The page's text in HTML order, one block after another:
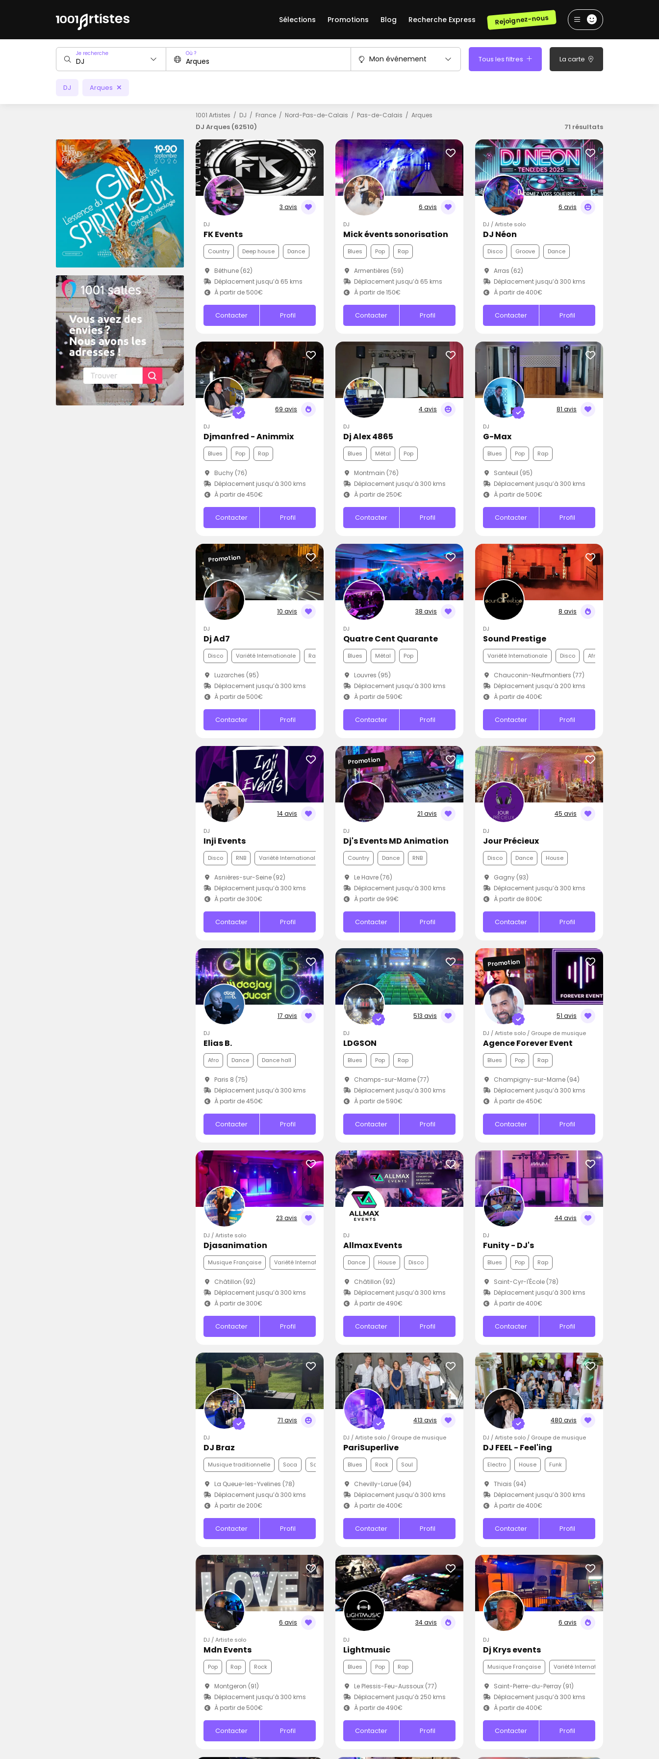
Sélections Promotions Blog Recherche Express Rejoignez-nous
Je recherche Où ?
Mon événement Tous les filtres La carte
DJ Arques
1001 Artistes DJ France Nord-Pas-de-Calais Pas-de-Calais Arques
DJ Arques (62510) 71 résultats
3 avis
DJ
FK Events
Country Deep house Dance
Béthune (62)
Déplacement jusqu’à 65 kms
À partir de 500€
Contacter Profil
6 avis
DJ
Mick évents sonorisation
Blues Pop Rap
Armentières (59)
Déplacement jusqu’à 65 kms
À partir de 150€
Contacter Profil
6 avis
DJ / Artiste solo
DJ Néon
Disco Groove Dance
Arras (62)
Déplacement jusqu’à 300 kms
À partir de 400€
Contacter Profil
69 avis
DJ
Djmanfred - Animmix
Blues Pop Rap
Buchy (76)
Déplacement jusqu’à 300 kms
À partir de 450€
Contacter Profil
4 avis
DJ
Dj Alex 4865
Blues Métal Pop
Montmain (76)
Déplacement jusqu’à 300 kms
À partir de 250€
Contacter Profil
81 avis
DJ
G-Max
Blues Pop Rap
Santeuil (95)
Déplacement jusqu’à 300 kms
À partir de 500€
Contacter Profil
10 avis
Promotion
DJ
Dj Ad7
Disco Variété Internationale Rap
Luzarches (95)
Déplacement jusqu’à 300 kms
À partir de 500€
Contacter Profil
38 avis
DJ
Quatre Cent Quarante
Blues Métal Pop
Louvres (95)
Déplacement jusqu’à 300 kms
À partir de 590€
Contacter Profil
8 avis
DJ
Sound Prestige
Variété Internationale Disco Afro
Chauconin-Neufmontiers (77)
Déplacement jusqu’à 200 kms
À partir de 400€
Contacter Profil
14 avis
DJ
Inji Events
Disco RNB Variété Internationale
Asnières-sur-Seine (92)
Déplacement jusqu’à 300 kms
À partir de 300€
Contacter Profil
21 avis
Promotion
DJ
Dj's Events MD Animation
Country Dance RNB
Le Havre (76)
Déplacement jusqu’à 300 kms
À partir de 99€
Contacter Profil
45 avis
DJ
Jour Précieux
Disco Dance House
Gagny (93)
Déplacement jusqu’à 300 kms
À partir de 800€
Contacter Profil
17 avis
DJ
Elias B.
Afro Dance Dance hall
Paris 8 (75)
Déplacement jusqu’à 300 kms
À partir de 450€
Contacter Profil
513 avis
DJ
LDGSON
Blues Pop Rap
Champs-sur-Marne (77)
Déplacement jusqu’à 300 kms
À partir de 590€
Contacter Profil
51 avis
Promotion
DJ / Artiste solo / Groupe de musique
Agence Forever Event
Blues Pop Rap
Champigny-sur-Marne (94)
Déplacement jusqu’à 300 kms
À partir de 450€
Contacter Profil
23 avis
DJ / Artiste solo
Djasanimation
Musique Française Variété Internationale Disco
Châtillon (92)
Déplacement jusqu’à 300 kms
À partir de 300€
Contacter Profil
DJ
Allmax Events
Dance House Disco
Châtillon (92)
Déplacement jusqu’à 300 kms
À partir de 490€
Contacter Profil
44 avis
DJ
Funity - DJ's
Blues Pop Rap
Saint-Cyr-l'École (78)
Déplacement jusqu’à 300 kms
À partir de 400€
Contacter Profil
71 avis
DJ
DJ Braz
Musique traditionnelle Soca Samba
La Queue-les-Yvelines (78)
Déplacement jusqu’à 300 kms
À partir de 200€
Contacter Profil
413 avis
DJ / Artiste solo / Groupe de musique
PariSuperlive
Blues Rock Soul
Chevilly-Larue (94)
Déplacement jusqu’à 300 kms
À partir de 400€
Contacter Profil
480 avis
DJ / Artiste solo / Groupe de musique
DJ FEEL - Feel'ing
Electro House Funk
Thiais (94)
Déplacement jusqu’à 300 kms
À partir de 400€
Contacter Profil
6 avis
DJ / Artiste solo
Mdn Events
Pop Rap Rock
Montgeron (91)
Déplacement jusqu’à 300 kms
À partir de 500€
Contacter Profil
34 avis
DJ
Lightmusic
Blues Pop Rap
Le Plessis-Feu-Aussoux (77)
Déplacement jusqu’à 250 kms
À partir de 490€
Contacter Profil
6 avis
DJ
Dj Krys events
Musique Française Variété Internationale
Saint-Pierre-du-Perray (91)
Déplacement jusqu’à 300 kms
À partir de 400€
Contacter Profil